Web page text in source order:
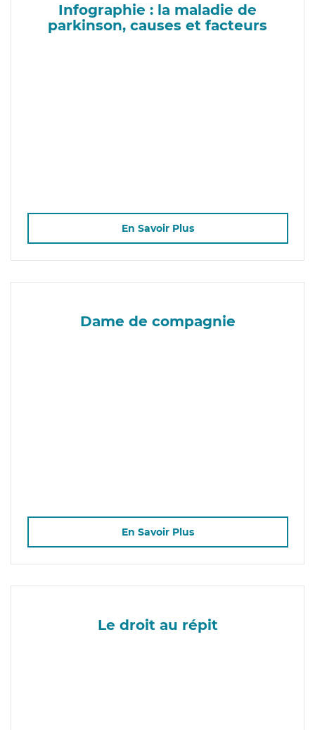
Infographie : la maladie de
parkinson, causes et facteurs
En Savoir Plus
Dame de compagnie
En Savoir Plus
Le droit au répit